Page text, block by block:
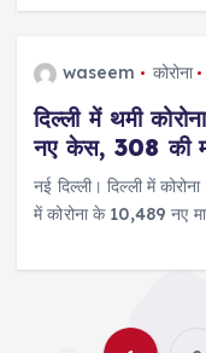
waseem कोरोना
दिल्ली में थमी
नए केस, 308 की
नई दिल्ली। दिल्ली में
में कोरोना के 10,489 नए